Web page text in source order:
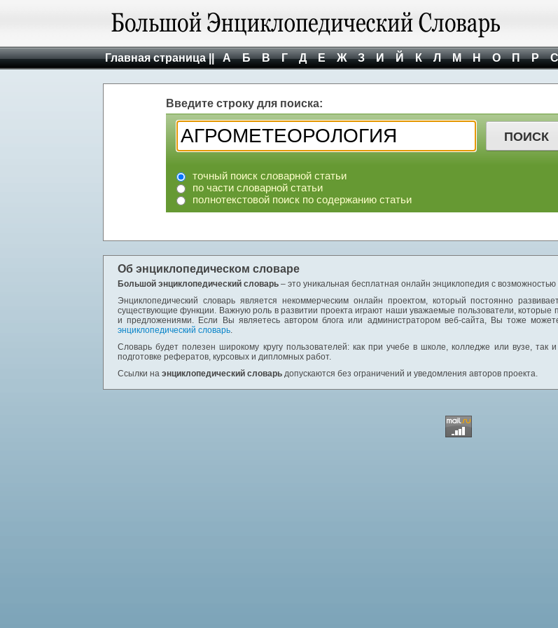
Главная страница || А Б В Г Д Е Ж З И Й К Л М Н О П Р
Введите строку для поиска:
точный поиск словарной статьи
по части словарной статьи
полнотекстовой поиск по содержанию статьи
Об энциклопедическом словаре
Большой энциклопедический словарь – это уникальная бесплатная онлайн энциклопедия с
Энциклопедический словарь является некоммерческим онлайн проектом, который постоянно
существующие функции. Важную роль в развитии проекта играют наши уважаемые пользователи, которые
и предложениями. Если Вы являетесь автором блога или администратором веб-сайта, Вы тоже
энциклопедический словарь.
Словарь будет полезен широкому кругу пользователей: как при учебе в школе, колледже или вузе,
подготовке рефератов, курсовых и дипломных работ.
Ссылки на энциклопедический словарь допускаются без ограничений и уведомления авторов проекта.